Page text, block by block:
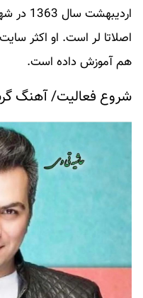
اصلاتا لر است. او اکثر
هم آموزش داده است.
شروع فعالیت/ آهنگ